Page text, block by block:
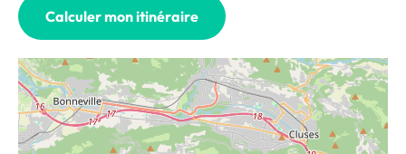
Calculer mon itinéraire